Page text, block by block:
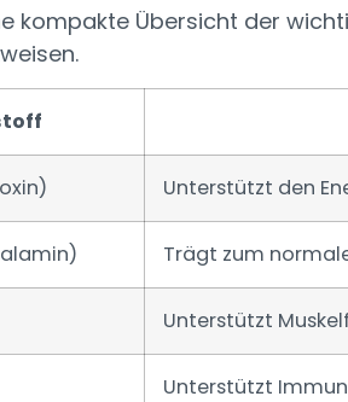
kompakte Übersicht der
Unterstützt den
Trägt zum
Unterstützt
Unterstützt